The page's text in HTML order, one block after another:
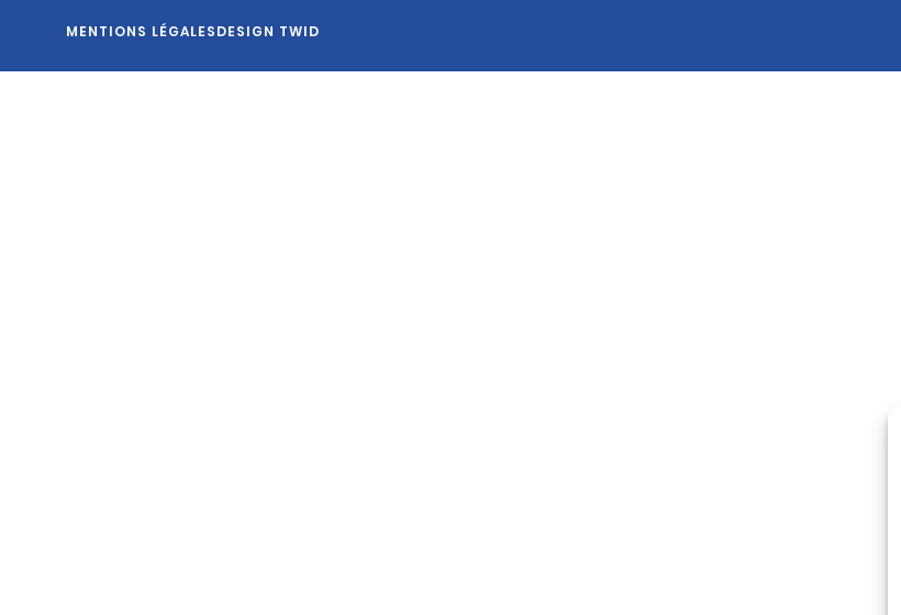
MENTIONS LÉGALESDESIGN TWID